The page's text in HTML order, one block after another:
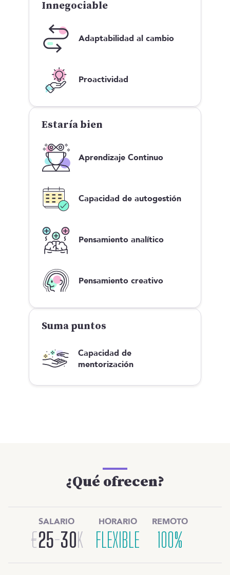
Innegociable
Adaptabilidad al cambio
Proactividad
Estaría bien
Aprendizaje Continuo
Capacidad de autogestión
Pensamiento analítico
Pensamiento creativo
Suma puntos
Capacidad de
mentorización
¿Qué ofrecen?
SALARIO
€25-30K
HORARIO
FLEXIBLE
REMOTO
100%